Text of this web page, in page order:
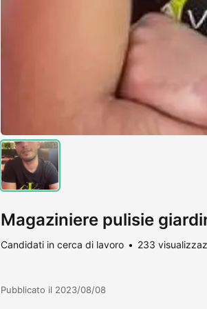
Magaziniere pulisie
Candidati in cerca di lavoro 233
Pubblicato il 2023/08/08